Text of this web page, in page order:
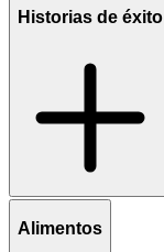
Historias de éxito
Alimentos